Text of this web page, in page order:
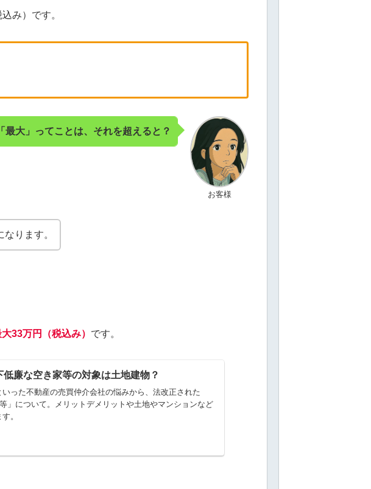
み）です。
お客様
「最大」ってことは、それを超えると？
なります。
33万円（税込み） です。
低廉な空き家等の対象は土地建物？
いった不動産の売買仲介会社の悩みから、法改正された
」について。メリットデメリットや土地やマンションなど
。